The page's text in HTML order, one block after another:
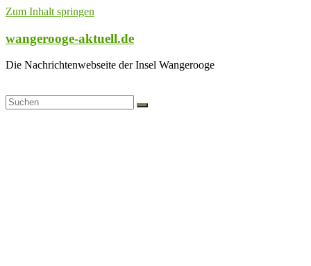
Zum Inhalt springen
wangerooge-aktuell.de
Die Nachrichtenwebseite der Insel Wangerooge